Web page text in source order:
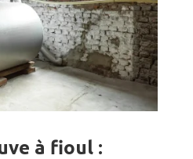
à fioul :